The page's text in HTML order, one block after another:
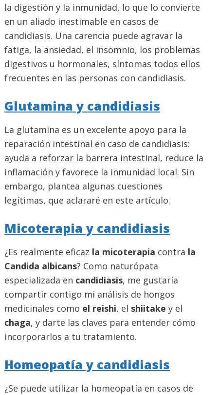
la digestión y la inmunidad, lo que lo convierte
en un aliado inestimable en casos de
candidiasis. Una carencia puede agravar la
fatiga, la ansiedad, el insomnio, los problemas
digestivos u hormonales, síntomas todos ellos
frecuentes en las personas con candidiasis.
Glutamina y candidiasis
La glutamina es un excelente apoyo para la
reparación intestinal en caso de candidiasis:
ayuda a reforzar la barrera intestinal, reduce la
inflamación y favorece la inmunidad local. Sin
embargo, plantea algunas cuestiones
legítimas, que aclararé en este artículo.
Micoterapia y candidiasis
¿Es realmente eficaz la micoterapia contra la
Candida albicans? Como naturópata
especializada en candidiasis, me gustaría
compartir contigo mi análisis de hongos
medicinales como el reishi, el shiitake y el
chaga, y darte las claves para entender cómo
incorporarlos a tu tratamiento.
Homeopatía y candidiasis
¿Se puede utilizar la homeopatía en casos de